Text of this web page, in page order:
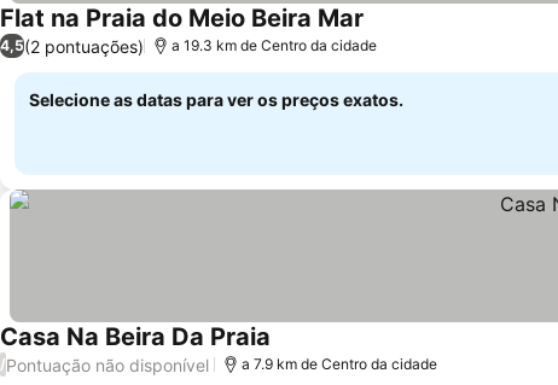
Flat na Praia do Meio Beira Mar
4,5(2 pontuações) a 19.3 km de Centro da cidade
Selecione as datas para ver os preços exatos.
Casa Na Beira Da Praia
/Pontuação não disponível a 7.9 km de Centro da cidade